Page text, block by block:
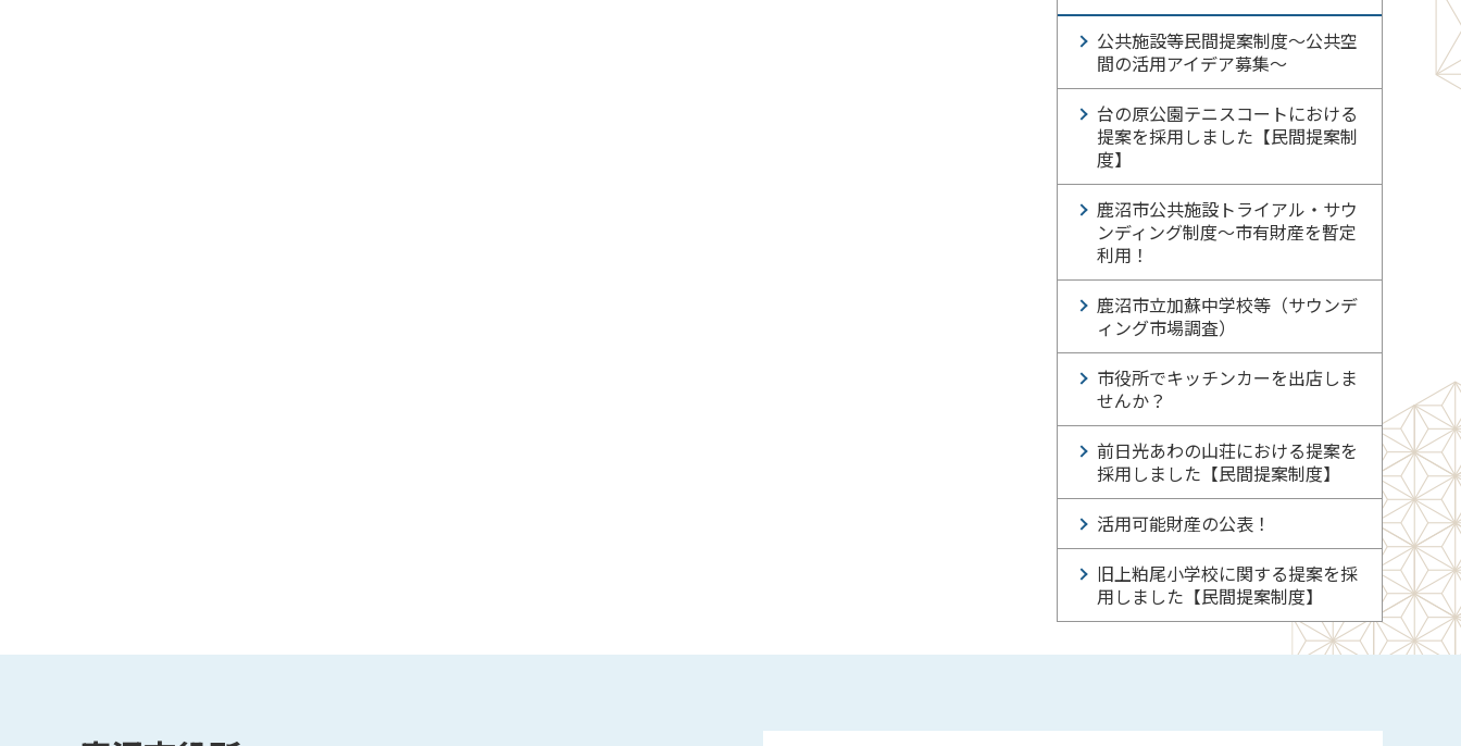
公共施設等民間提案制度～公共空
間の活用アイデア募集～
台の原公園テニスコートにおける
提案を採用しました【民間提案制
度】
鹿沼市公共施設トライアル・サウ
ンディング制度～市有財産を暫定
利用！
鹿沼市立加蘇中学校等（サウンデ
ィング市場調査）
市役所でキッチンカーを出店しま
せんか？
前日光あわの山荘における提案を
採用しました【民間提案制度】
活用可能財産の公表！
旧上粕尾小学校に関する提案を採
用しました【民間提案制度】